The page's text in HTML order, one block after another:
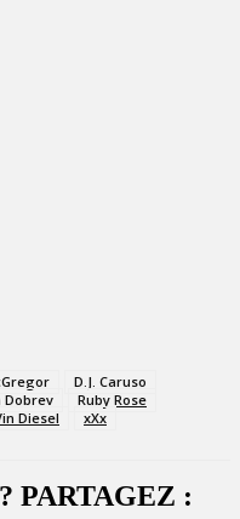
D.J. Caruso
Dobrev
Ruby Rose
Diesel
xXx
PARTAGEZ :